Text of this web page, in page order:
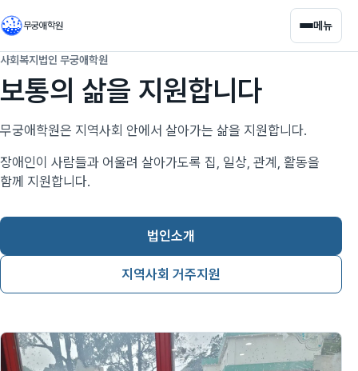
무궁애학원 메뉴
사회복지법인 무궁애학원
보통의 삶을 지원합니다
무궁애학원은 지역사회 안에서 살아가는 삶을 지원합니다.
장애인이 사람들과 어울려 살아가도록 집, 일상, 관계, 활동을
함께 지원합니다.
법인소개
지역사회 거주지원